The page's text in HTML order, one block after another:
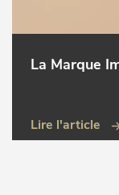
La Marque
Lire l'article